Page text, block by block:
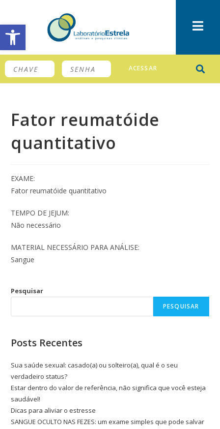
Barra de Ferramentas Aberta
ACESSAR
Fator reumatóide
quantitativo
EXAME:
Fator reumatóide quantitativo
TEMPO DE JEJUM:
Não necessário
MATERIAL NECESSÁRIO PARA ANÁLISE:
Sangue
Pesquisar
PESQUISAR
Posts Recentes
Sua saúde sexual: casado(a) ou solteiro(a), qual é o seu
verdadeiro status?
Estar dentro do valor de referência, não significa que você esteja
saudável!
Dicas para aliviar o estresse
SANGUE OCULTO NAS FEZES: um exame simples que pode salvar